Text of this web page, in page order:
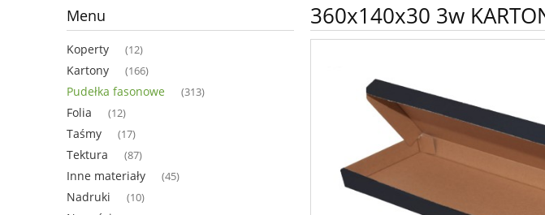
Menu
Koperty (12)
Kartony (166)
Pudełka fasonowe (313)
Folia (12)
Taśmy (17)
Tektura (87)
Inne materiały (45)
Nadruki (10)
360x140x30 3w